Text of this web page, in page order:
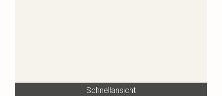
Schnellansicht